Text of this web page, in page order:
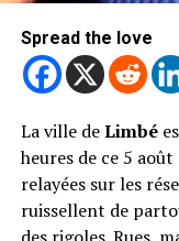
Spread the love
La ville deLimbé
heures de ce 5
relayées sur les
ruissellent de